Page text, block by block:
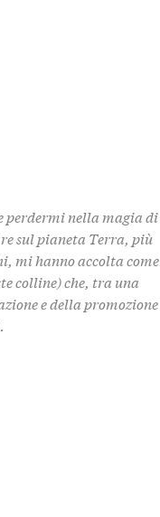
perdermi nella magia di
sul pianeta Terra, più
mi hanno accolta come
colline) che, tra una
e della promozione